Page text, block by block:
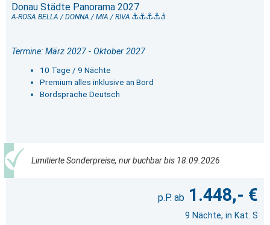
Donau Städte Panorama 2027
A-ROSA BELLA / DONNA / MIA / RIVA
Termine: März 2027 - Oktober 2027
10 Tage / 9 Nächte
Premium alles inklusive an Bord
Bordsprache Deutsch
Limitierte Sonderpreise, nur buchbar bis 18.09.2026
1.448,- €
9 Nächte, in Kat. S